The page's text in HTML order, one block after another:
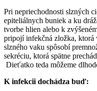
Pri nepriechodnosti slzných
epiteliálnych buniek a ku
tvorbe hlien alebo k
pripojí infekčná zložka,
slzného vaku spôsobí
sekréciu, ktorá spätne
Dieťatko teda môžeme
K infekcii dochádza buď: